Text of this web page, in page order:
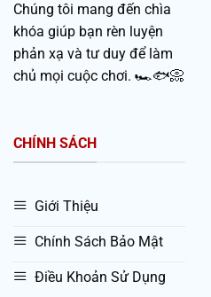
Chúng tôi mang đến chìa
khóa giúp bạn rèn luyện
phản xạ và tư duy để làm
chủ mọi cuộc chơi. 🏎️🐟📀
CHÍNH SÁCH
Giới Thiệu
Chính Sách Bảo Mật
Điều Khoản Sử Dụng